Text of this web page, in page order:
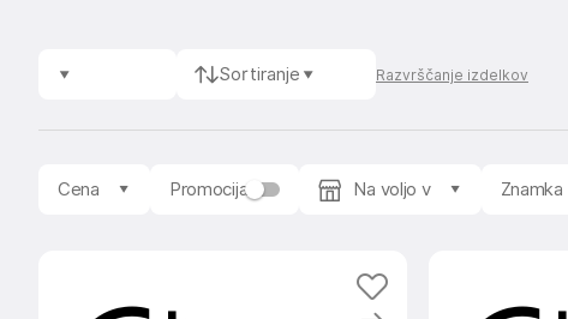
Sortiranje Razvrščanje izdelkov
Cena Promocija Na voljo v Znamka